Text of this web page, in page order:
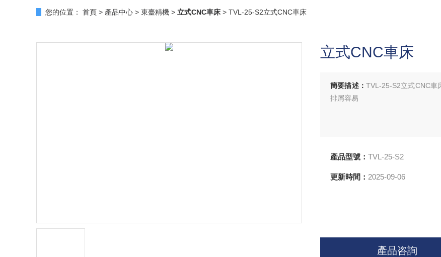
您的位置： 首頁 > 產品中心 > 東臺精機 > 立式CNC車床 > TVL-25-S2立式CNC車床
立式CNC車床
簡要描述： TVL-25-S2立式CNC車
排屑容易
產品型號： TVL-25-S2
更新時間： 2025-09-06
產品咨詢